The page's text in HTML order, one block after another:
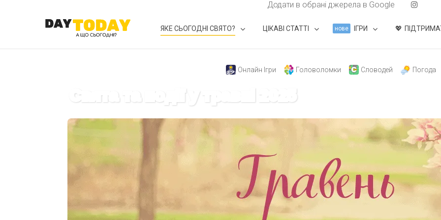
Додати в обрані джерела в Google
ЯКЕ СЬОГОДНІ СВЯТО? ЦІКАВІ СТАТТІ нове ІГРИ
Онлайн Ігри Головоломки Словодей Погода
Свята та події у травні 2025